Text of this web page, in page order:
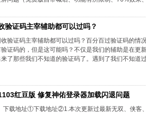
验证码主宰辅助都可以过吗？
验证码主宰辅助都可以过吗？百分百过验证码的情
证码的，但是这可能吗？不仅是我们的辅助是在更
了那些我们不知道的验证码了。遇到了我们不知道
红豆版 修复神佑登录器加载闪退问题
下载地址①下载地址②1.本次更新过最新无双、侠客